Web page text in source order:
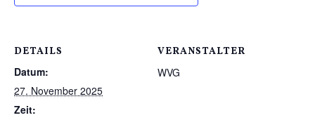
DETAILS
Datum:
27. November 2025
Zeit:
VERANSTALTER
WVG